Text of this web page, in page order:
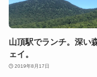
山頂駅でランチ。深い
ェイ。
2019年8月17日